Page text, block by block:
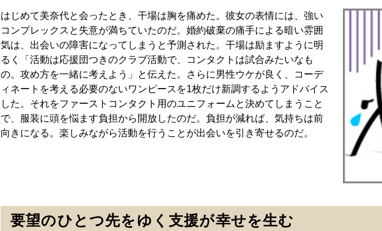
はじめて美奈代と会ったとき、干場は胸を痛めた。彼女の表情には、強い
コンプレックスと失意が満ちていたのだ。婚約破棄の痛手による暗い雰囲
気は、出会いの障害になってしまうと予測された。干場は励ますように明
るく「活動は応援団つきのクラブ活動で、コンタクトは試合みたいなも
の。攻め方を一緒に考えよう」と伝えた。さらに男性ウケが良く、コーデ
ィネートを考える必要のないワンピースを1枚だけ新調するようアドバイス
した。それをファーストコンタクト用のユニフォームと決めてしまうこと
で、服装に頭を悩ます負担から開放したのだ。負担が減れば、気持ちは前
向きになる。楽しみながら活動を行うことが出会いを引き寄せるのだ。
要望のひとつ先をゆく支援が幸せを生む